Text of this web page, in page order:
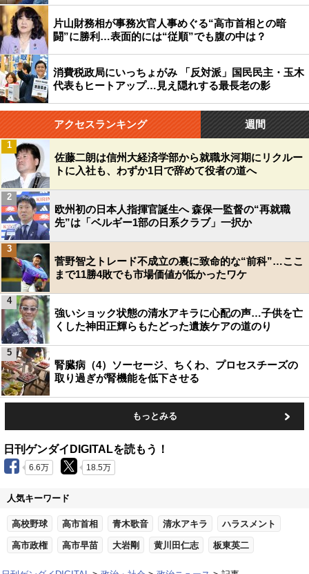
片山財務相が事務次官人事めぐる“高市首相との暗
闘”に勝利…表面的には“従順”でも腹の中は？
消費税政局にいっちょがみ 「反対派」国民民主・玉木
代表もヒートアップ…見え隠れする最長老の影
アクセスランキング 週間
佐藤二朗は信州大経済学部から就職氷河期にリクルー
トに入社も、わずか1日で辞めて役者の道へ
1
欧州初の日本人指揮官誕生へ 森保一監督の“再就職
先”は「ベルギー1部の日系クラブ」一択か
2
菅野智之トレード不成立の裏に致命的な“前科”…ここ
まで11勝4敗でも市場価値が低かったワケ
3
強いショック状態の清水アキラに心配の声…子供を亡
くした神田正輝らもたどった遺族ケアの道のり
4
腎臓病（4）ソーセージ、ちくわ、プロセスチーズの
取り過ぎが腎機能を低下させる
5
もっとみる
日刊ゲンダイDIGITALを読もう！
6.6万 18.5万
人気キーワード
高校野球 高市首相 青木歌音 清水アキラ ハラスメント
高市政権 高市早苗 大岩剛 黄川田仁志 板東英二